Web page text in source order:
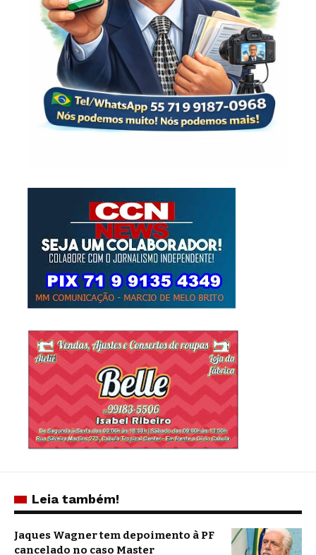
Leia também!
Jaques Wagner tem depoimento à PF
cancelado no caso Master